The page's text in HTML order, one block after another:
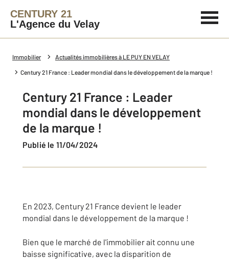
CENTURY 21
L'Agence du Velay
Immobilier Actualités immobilières à LE PUY EN VELAY
Century 21 France : Leader mondial dans le développement de la marque !
Century 21 France : Leader
mondial dans le développement
de la marque !
Publié le 11/04/2024
En 2023, Century 21 France devient le leader
mondial dans le développement de la marque !
Bien que le marché de l'immobilier ait connu une
baisse significative, avec la disparition de